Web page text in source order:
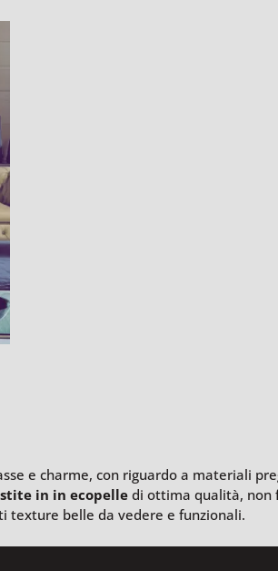
e charme, con riguardo a materiali
in in ecopelledi ottima qualità, non
texture belle da vedere e funzionali.